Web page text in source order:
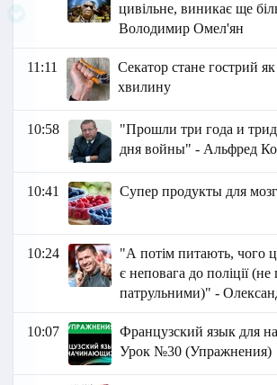
цивільне, виникає ще
Володимир Омел'ян
11:11
Секатор стане гострий
хвилину
10:58
"Прошли три года и
дня войны" - Альфред
10:41 Супер продукты для
10:24
"А потім питають, чого
є неповага до поліції (не
патрульними)" -
10:07
Французский язык для
Урок №30 (Упражнения)